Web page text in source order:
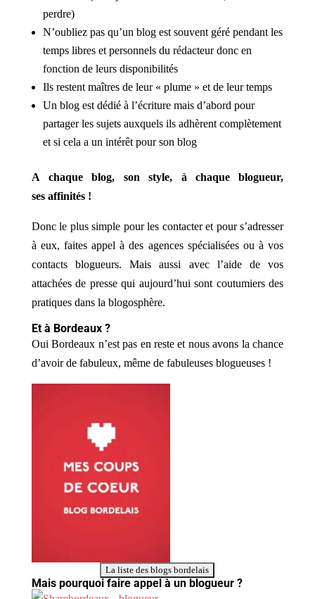
perdre)
N’oubliez pas qu’un blog est souvent géré pendant les
temps libres et personnels du rédacteur donc en
fonction de leurs disponibilités
Ils restent maîtres de leur « plume » et de leur temps
Un blog est dédié à l’écriture mais d’abord pour
partager les sujets auxquels ils adhèrent complètement
et si cela a un intérêt pour son blog
A chaque blog, son style, à chaque blogueur,
ses affinités !
Donc le plus simple pour les contacter et pour s’adresser
à eux, faites appel à des agences spécialisées ou à vos
contacts blogueurs. Mais aussi avec l’aide de vos
attachées de presse qui aujourd’hui sont coutumiers des
pratiques dans la blogosphère.
Et à Bordeaux ?
Oui Bordeaux n’est pas en reste et nous avons la chance
d’avoir de fabuleux, même de fabuleuses blogueuses !
Mais pourquoi faire appel à un blogueur ?